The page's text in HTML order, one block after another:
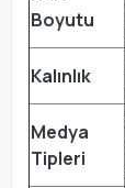
Boyutu
Kalınlık
Medya
Tipleri